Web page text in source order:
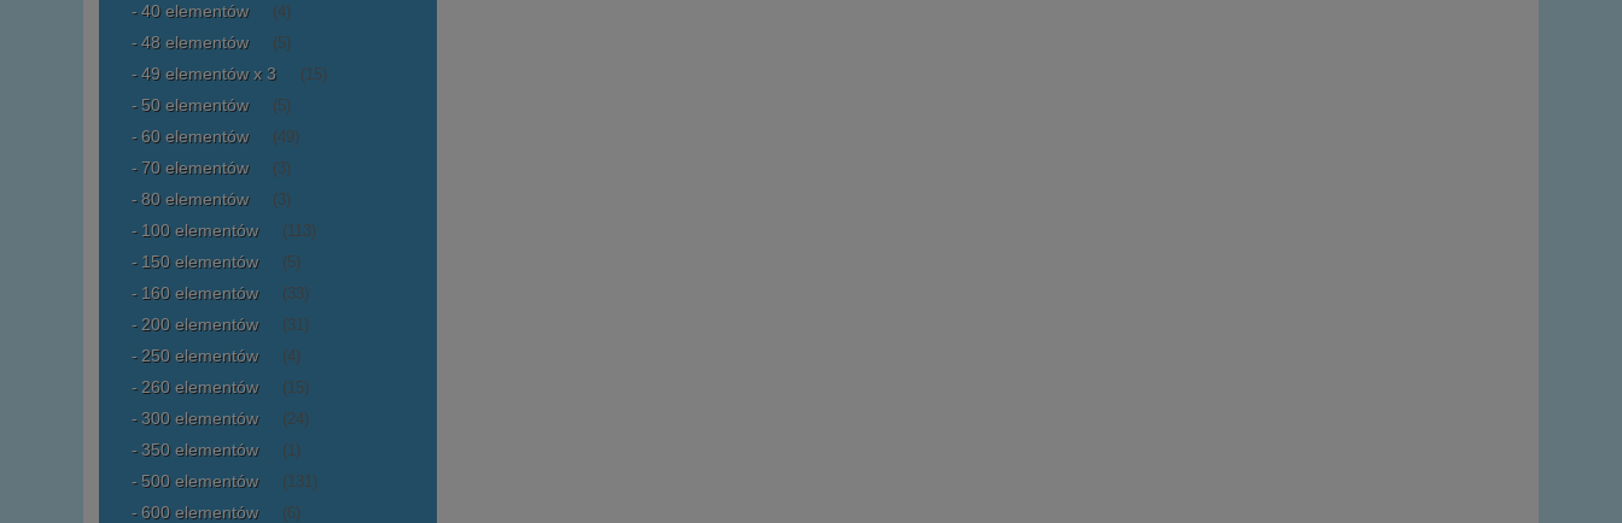
40 elementów (4)
48 elementów (5)
49 elementów x 3 (15)
50 elementów (5)
60 elementów (49)
70 elementów (3)
80 elementów (3)
100 elementów (113)
150 elementów (5)
160 elementów (33)
200 elementów (31)
250 elementów (4)
260 elementów (15)
300 elementów (24)
350 elementów (1)
500 elementów (131)
600 elementów (6)